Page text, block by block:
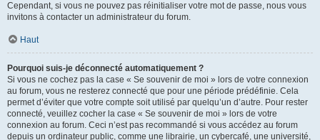
Cependant, si vous ne pouvez pas réinitialiser votre mot de passe, nous vous
invitons à contacter un administrateur du forum.
Haut
Pourquoi suis-je déconnecté automatiquement ?
Si vous ne cochez pas la case « Se souvenir de moi » lors de votre connexion
au forum, vous ne resterez connecté que pour une période prédéfinie. Cela
permet d’éviter que votre compte soit utilisé par quelqu’un d’autre. Pour rester
connecté, veuillez cocher la case « Se souvenir de moi » lors de votre
connexion au forum. Ceci n’est pas recommandé si vous accédez au forum
depuis un ordinateur public, comme une librairie, un cybercafé, une université,